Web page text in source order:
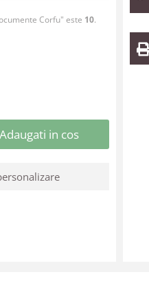
Corfu" este 10.
Adaugati in cos